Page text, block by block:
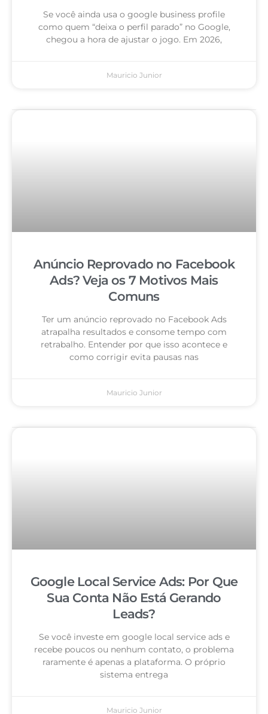
Se você ainda usa o google business profile
como quem “deixa o perfil parado” no Google,
chegou a hora de ajustar o jogo. Em 2026,
Mauricio Junior
Anúncio Reprovado no Facebook
Ads? Veja os 7 Motivos Mais
Comuns
Ter um anúncio reprovado no Facebook Ads
atrapalha resultados e consome tempo com
retrabalho. Entender por que isso acontece e
como corrigir evita pausas nas
Mauricio Junior
Google Local Service Ads: Por Que
Sua Conta Não Está Gerando
Leads?
Se você investe em google local service ads e
recebe poucos ou nenhum contato, o problema
raramente é apenas a plataforma. O próprio
sistema entrega
Mauricio Junior